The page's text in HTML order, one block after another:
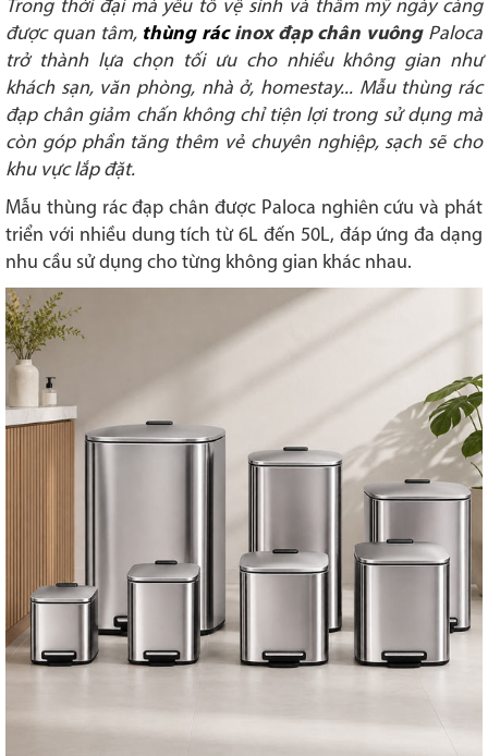
Trong thời đại mà yếu tố vệ sinh và thẩm mỹ ngày càng
được quan tâm, thùng rácinox đạp chân vuôngPaloca
trở thành lựa chọn tối ưu cho nhiều không gian như
khách sạn, văn phòng, nhà ở, homestay... Mẫu thùng rác
đạp chân giảm chấn không chỉ tiện lợi trong sử dụng mà
còn góp phần tăng thêm vẻ chuyên nghiệp, sạch sẽ cho
khu vực lắp đặt.
Mẫu thùng rác đạp chân được Paloca nghiên cứu và phát
triển với nhiều dung tích từ 6L đến 50L, đáp ứng đa dạng
nhu cầu sử dụng cho từng không gian khác nhau.